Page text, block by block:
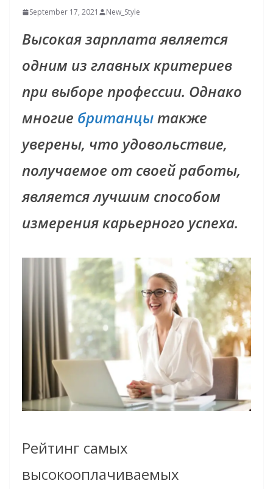
September 17, 2021 New_Style
Высокая зарплата является
одним из главных критериев
при выборе профессии. Однако
многие британцытакже
уверены, что удовольствие,
получаемое от своей работы,
является лучшим способом
измерения карьерного успеха.
Рейтинг самых
высокооплачиваемых